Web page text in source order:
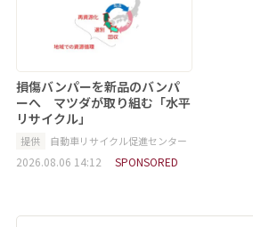
損傷バンパーを新品のバンパ
ーへ マツダが取り組む「水平
リサイクル」
提供 自動車リサイクル促進センター
2026.08.06 14:12 SPONSORED